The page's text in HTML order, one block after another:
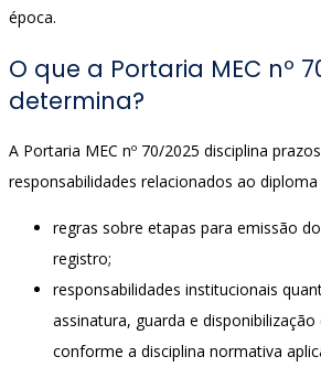
época.
O que a Portaria MEC nº
determina?
A Portaria MEC nº 70/2025 disciplina
responsabilidades relacionados ao
regras sobre etapas para emissão
registro;
responsabilidades institucionais
assinatura, guarda e
conforme a disciplina normativa